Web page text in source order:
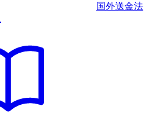
国外送金法